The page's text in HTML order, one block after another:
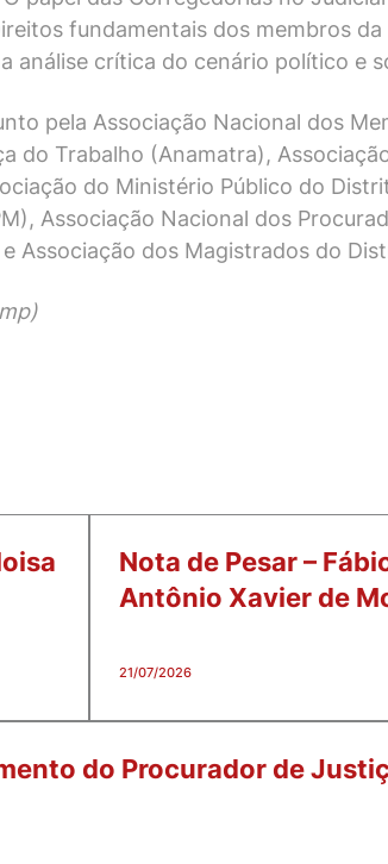
fundamentais dos membros
análise crítica do cenário político e
pela Associação Nacional dos
do Trabalho (Anamatra),
do Ministério Público do
Associação Nacional dos
Associação dos Magistrados do
)
Nota de Pesar –
Antônio Xavier de
21/07/2026
do Procurador de